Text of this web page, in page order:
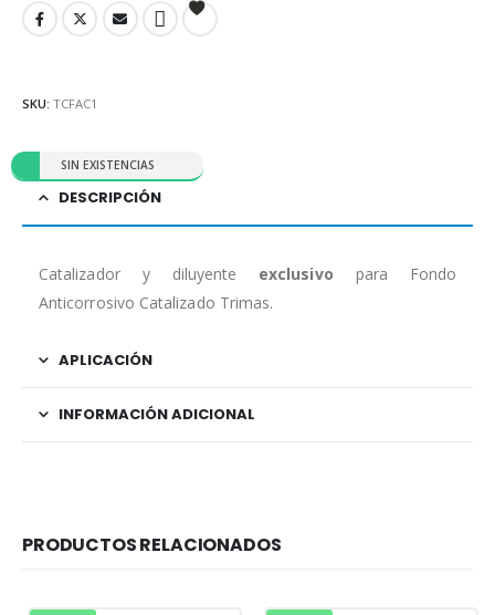
SIN EXISTENCIAS
SKU: TCFAC1
DESCRIPCIÓN
Catalizador y diluyente exclusivo para Fondo
Anticorrosivo Catalizado Trimas.
APLICACIÓN
INFORMACIÓN ADICIONAL
PRODUCTOS RELACIONADOS